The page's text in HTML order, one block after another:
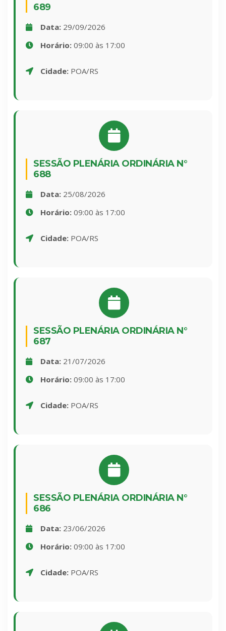
689
Data: 29/09/2026
Horário: 09:00 às 17:00
Cidade: POA/RS
SESSÃO PLENÁRIA ORDINÁRIA N°
688
Data: 25/08/2026
Horário: 09:00 às 17:00
Cidade: POA/RS
SESSÃO PLENÁRIA ORDINÁRIA N°
687
Data: 21/07/2026
Horário: 09:00 às 17:00
Cidade: POA/RS
SESSÃO PLENÁRIA ORDINÁRIA N°
686
Data: 23/06/2026
Horário: 09:00 às 17:00
Cidade: POA/RS